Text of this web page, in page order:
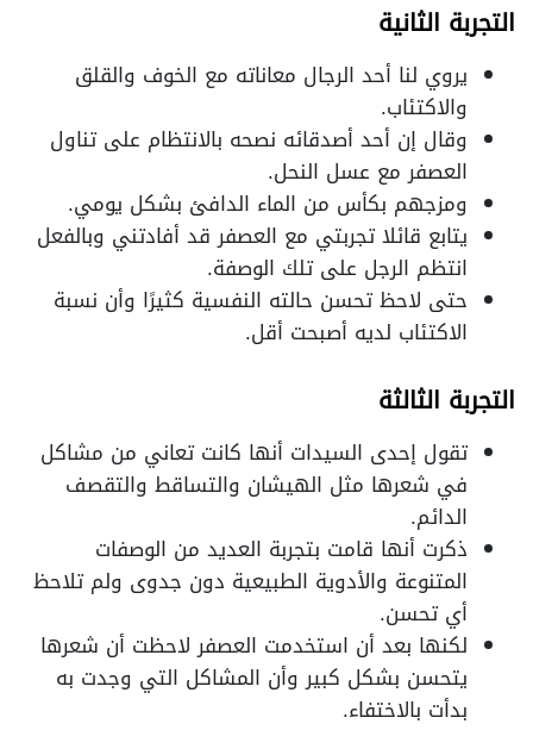
التجربة الثانية
يروي لنا أحد الرجال معاناته مع الخوف والقلق
والاكتئاب.
وقال إن أحد أصدقائه نصحه بالانتظام على تناول
العصفر مع عسل النحل.
ومزجهم بكأس من الماء الدافئ بشكل يومي.
يتابع قائلا تجربتي مع العصفر قد أفادتني وبالفعل
انتظم الرجل على تلك الوصفة.
حتى لاحظ تحسن حالته النفسية كثيرًا وأن نسبة
الاكتئاب لديه أصبحت أقل.
التجربة الثالثة
تقول إحدى السيدات أنها كانت تعاني من مشاكل
في شعرها مثل الهيشان والتساقط والتقصف
الدائم.
ذكرت أنها قامت بتجربة العديد من الوصفات
المتنوعة والأدوية الطبيعية دون جدوى ولم تلاحظ
أي تحسن.
لكنها بعد أن استخدمت العصفر لاحظت أن شعرها
يتحسن بشكل كبير وأن المشاكل التي وجدت به
بدأت بالاختفاء.